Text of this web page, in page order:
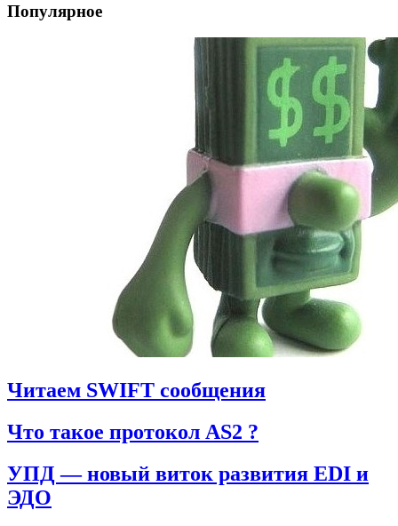
Популярное
Читаем SWIFT сообщения
Что такое протокол AS2 ?
УПД — новый виток развития EDI и
ЭДО